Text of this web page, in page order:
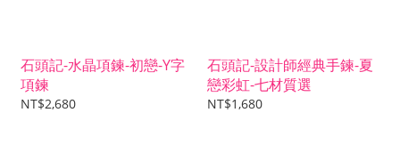
石頭記-水晶項鍊-初戀-Y字
項鍊
NT$2,680
石頭記-設計師經典手鍊-夏
戀彩虹-七材質選
NT$1,680